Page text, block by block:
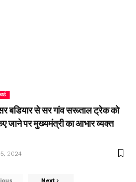
बडियार से सर गांव सरूताल ट्रेक को
जाने पर मुख्यमंत्री का आभार व्यक्त
2024